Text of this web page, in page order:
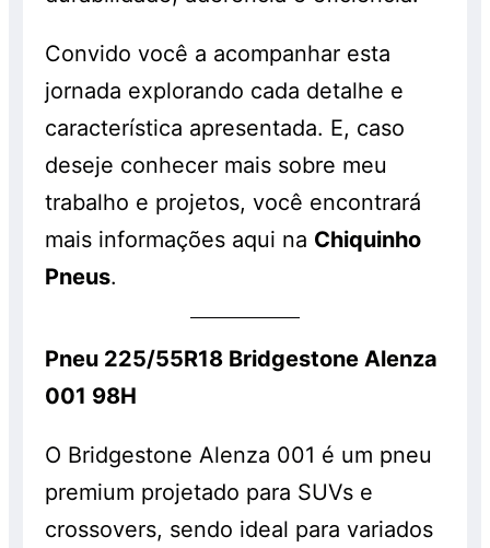
Convido você a acompanhar esta
jornada explorando cada detalhe e
característica apresentada. E, caso
deseje conhecer mais sobre meu
trabalho e projetos, você encontrará
mais informações aqui na Chiquinho
Pneus.
Pneu 225/55R18 Bridgestone Alenza
001 98H
O Bridgestone Alenza 001 é um pneu
premium projetado para SUVs e
crossovers, sendo ideal para variados